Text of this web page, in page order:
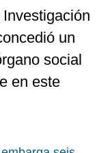
un
social
en este